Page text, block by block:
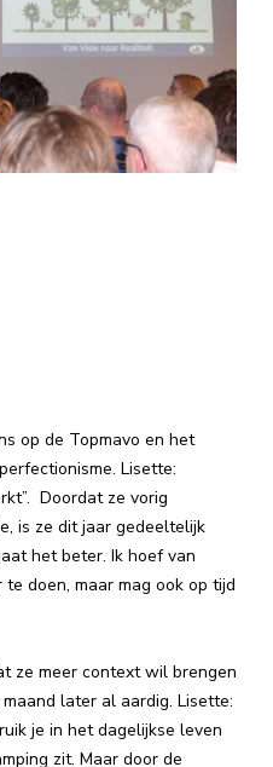
op de Topmavo en het
Lisette:
Doordat ze vorig
is ze dit jaar gedeeltelijk
het beter. Ik hoef van
doen, maar mag ook op tijd
ze meer context wil brengen
later al aardig. Lisette:
je in het dagelijkse leven
zit. Maar door de